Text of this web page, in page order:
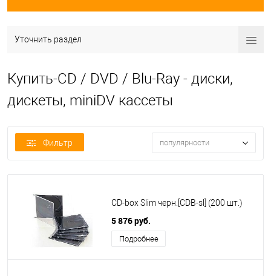
Уточнить раздел
Купить-CD / DVD / Blu-Ray - диски,
дискеты, miniDV кассеты
Фильтр популярности
CD-box Slim черн.[CDB-sl] (200 шт.)
5 876 руб.
Подробнее